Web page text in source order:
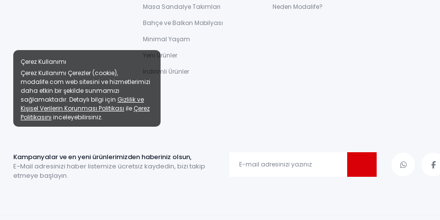
Masa Sandalye Takımları
Bahçe ve Balkon Mobilyası
Minimal Yaşam
Yeni Ürünler
İndirimli Ürünler
Neden Modalife?
Kampanyalar ve en yeni ürünlerimizden haberiniz olsun,
E-Mail adresinizi haber listemize ücretsiz kaydedin, bizi takip
etmeye başlayın.
Çerez Kullanımı
Çerez Kullanımı Çerezler (cookie),
modalife.com web sitesini ve hizmetlerimizi
daha etkin bir şekilde sunmamızı
sağlamaktadır. Detaylı bilgi için Gizlilik ve
Kişisel Verilerin Korunması Politikası ile Çerez
Politikasını inceleyebilirsiniz.